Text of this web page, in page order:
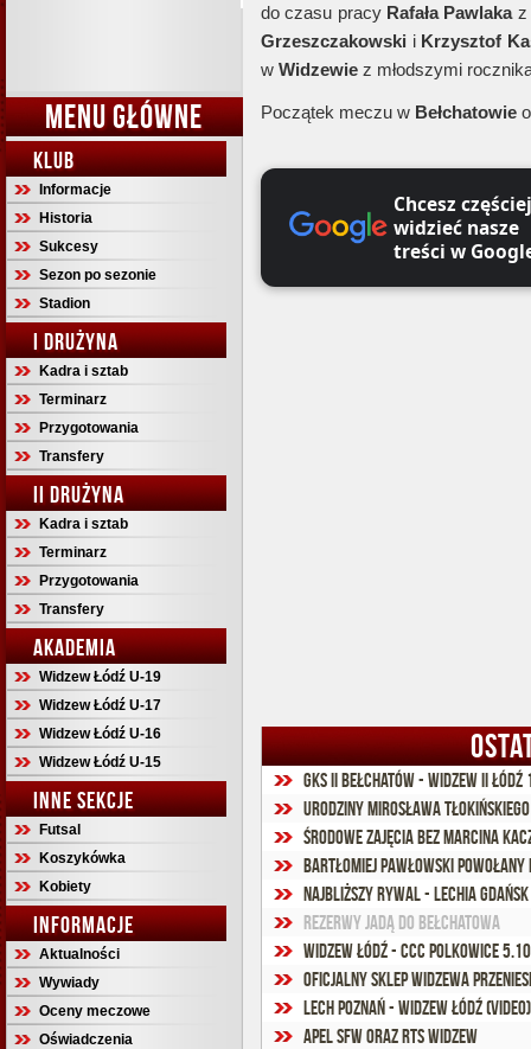
MENU GŁÓWNE
KLUB
Informacje
Historia
Sukcesy
Sezon po sezonie
Stadion
I DRUŻYNA
Kadra i sztab
Terminarz
Przygotowania
Transfery
II DRUŻYNA
Kadra i sztab
Terminarz
Przygotowania
Transfery
AKADEMIA
Widzew Łódź U-19
Widzew Łódź U-17
Widzew Łódź U-16
Widzew Łódź U-15
INNE SEKCJE
Futsal
Koszykówka
Kobiety
INFORMACJE
Aktualności
Wywiady
Oceny meczowe
Oświadczenia
do czasu pracy Rafała Pawlakaz
Grzeszczakowski iKrzysztof
w Widzewie z młodszymi
Początek meczu w Bełchatowie
Chcesz częściej
widzieć nasze
treści w
GKS II Bełchatów - Widzew II Łódź
Urodziny Mirosława Tłokińskiego
Środowe zajęcia bez Marcina
Bartłomiej Pawłowski powołany
Najbliższy rywal - Lechia Gdańsk
Rezerwy jadą do Bełchatowa
Widzew Łódź - CCC Polkowice
Oficjalny sklep Widzewa
Lech Poznań - WIdzew Łódź (video)
Apel SFW oraz RTS Widzew